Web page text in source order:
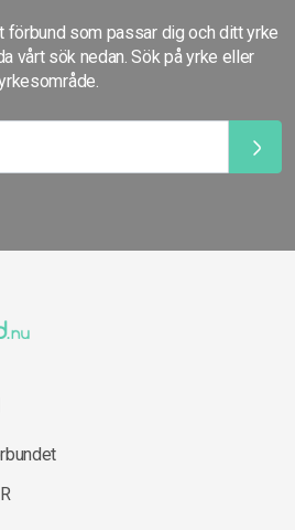
förbund som passar dig och ditt yrke
vårt sök nedan. Sök på yrke eller